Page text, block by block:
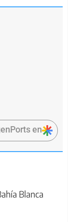
en
Blanca